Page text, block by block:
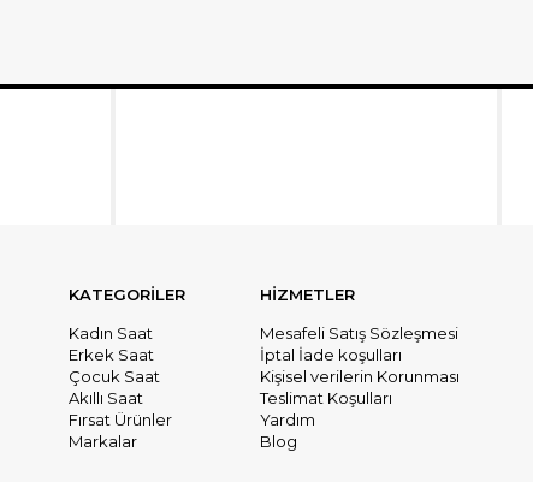
KATEGORİLER
Kadın Saat
Erkek Saat
Çocuk Saat
Akıllı Saat
Fırsat Ürünler
Markalar
HİZMETLER
Mesafeli Satış Sözleşmesi
İptal İade koşulları
Kişisel verilerin Korunması
Teslimat Koşulları
Yardım
Blog